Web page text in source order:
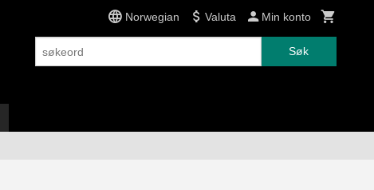
Norwegian Valuta Min konto
Søk